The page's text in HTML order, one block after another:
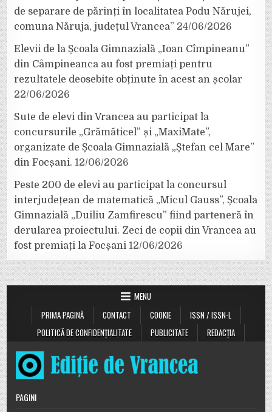
de separare de părinți în localitatea Podu Nărujei,
comuna Năruja, județul Vrancea” 24/06/2026
Elevii de la Școala Gimnazială „Ioan Cîmpineanu”
din Câmpineanca au fost premiați pentru
rezultatele deosebite obținute în acest an școlar
22/06/2026
Sute de elevi din Vrancea au participat la
concursurile „Grămăticel” și „MaxiMate”,
organizate de Școala Gimnazială „Ștefan cel Mare”
din Focșani. 12/06/2026
Peste 200 de elevi au participat la concursul
interjudețean de matematică „Micul Gauss”, Școala
Gimnazială „Duiliu Zamfirescu” fiind parteneră în
derularea proiectului. Zeci de copii din Vrancea au
fost premiați la Focșani 12/06/2026
MENU
PRIMA PAGINĂ
CONTACT COOKIE
ISSN / ISSN-L
POLITICĂ DE CONFIDENȚIALITATE
PUBLICITATE REDACȚIA
PAGINI